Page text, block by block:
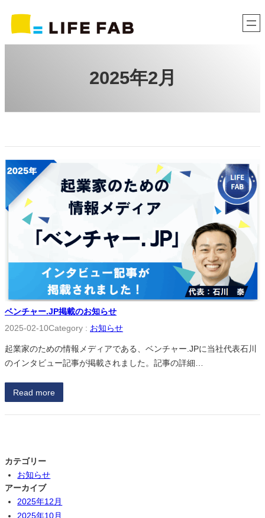
容
2025年2月
ベンチャー.JP掲載のお知らせ
2025-02-10Category : お知らせ
起業家のための情報メディアである、ベンチャー.JPに当社代表石川
のインタビュー記事が掲載されました。記事の詳細…
Read more
カテゴリー
お知らせ
アーカイブ
2025年12月
2025年10月